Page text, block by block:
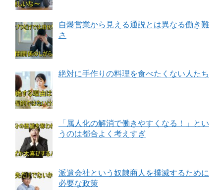
自爆営業から見える通説とは異なる働き難
さ
絶対に手作りの料理を食べたくない人たち
「属人化の解消で働きやすくなる！」とい
うのは都合よく考えすぎ
派遣会社という奴隷商人を撲滅するために
必要な政策